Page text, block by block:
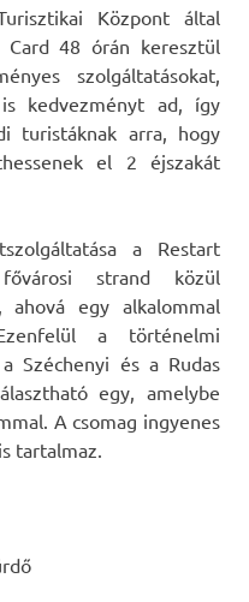
Központ által
Card 48 órán keresztül
szolgáltatásokat,
kedvezményt ad, így
turistáknak arra, hogy
el 2 éjszakát
a Restart
strand közül
ahová egy alkalommal
a történelmi
Széchenyi és a Rudas
egy, amelybe
A csomag ingyenes
tartalmaz.